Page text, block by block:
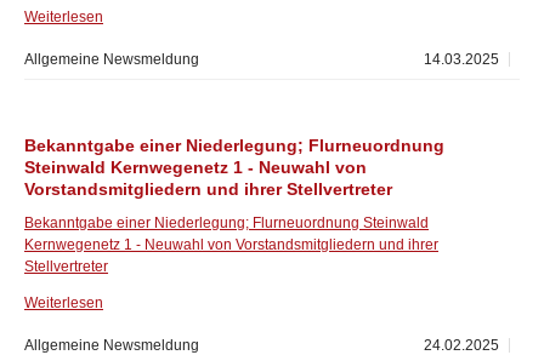
Weiterlesen
14.03.2025
Allgemeine Newsmeldung
Bekanntgabe einer Niederlegung; Flurneuordnung
Steinwald Kernwegenetz 1 - Neuwahl von
Vorstandsmitgliedern und ihrer Stellvertreter
Bekanntgabe einer Niederlegung; Flurneuordnung Steinwald
Kernwegenetz 1 - Neuwahl von Vorstandsmitgliedern und ihrer
Stellvertreter
Weiterlesen
24.02.2025
Allgemeine Newsmeldung